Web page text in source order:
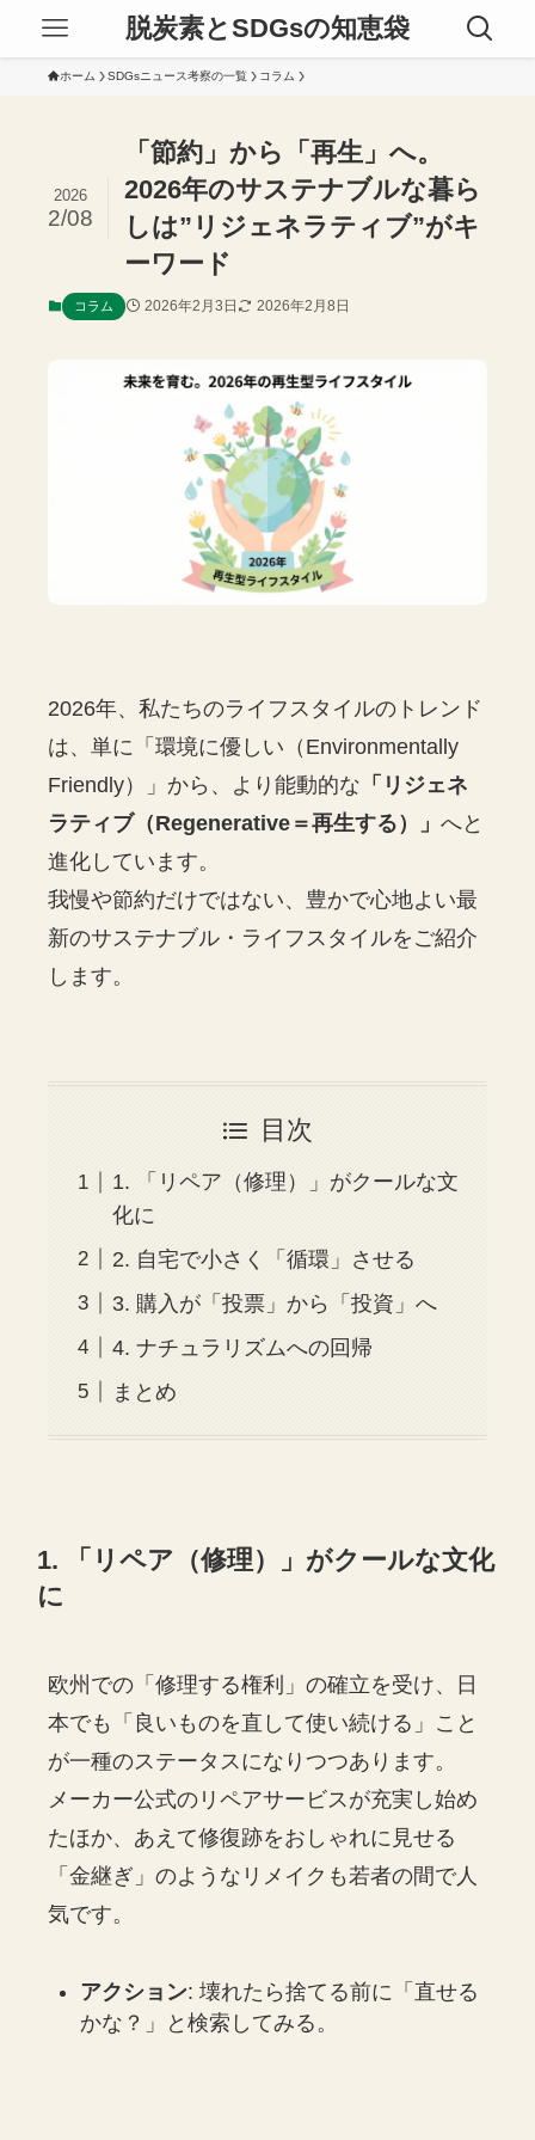
脱炭素とSDGsの知恵袋
ホーム SDGsニュース考察の一覧 コラム
「節約」から「再生」へ。
2026年のサステナブルな暮ら
しは”リジェネラティブ”がキ
ーワード
2026
2/08
コラム 2026年2月3日 2026年2月8日
2026年、私たちのライフスタイルのトレンド
は、単に「環境に優しい（Environmentally
Friendly）」から、より能動的な 「リジェネ
ラティブ（Regenerative＝再生する）」へと
進化しています。
我慢や節約だけではない、豊かで心地よい最
新のサステナブル・ライフスタイルをご紹介
します。
目次
1. 「リペア（修理）」がクールな文
化に
2. 自宅で小さく「循環」させる
3. 購入が「投票」から「投資」へ
4. ナチュラリズムへの回帰
まとめ
1. 「リペア（修理）」がクールな文化
に
欧州での「修理する権利」の確立を受け、日
本でも「良いものを直して使い続ける」こと
が一種のステータスになりつつあります。
メーカー公式のリペアサービスが充実し始め
たほか、あえて修復跡をおしゃれに見せる
「金継ぎ」のようなリメイクも若者の間で人
気です。
アクション: 壊れたら捨てる前に「直せる
かな？」と検索してみる。